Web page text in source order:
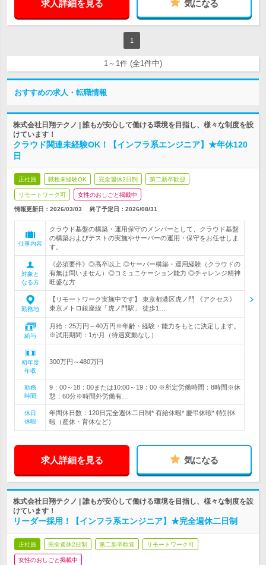
求人詳細を見る 気になる
1
1～1件 (全1件中)
おすすめの求人・転職情報
株式会社日翔テクノ | 誰もが安心して働ける環境を目指し、様々な制度を設
けています！
クラウド関連未経験OK！【インフラ系エンジニア】★年休120
日
正社員 職種未経験OK 完全週休2日制 第二新卒歓迎
リモートワーク可 女性のおしごと掲載中
情報更新日：2026/03/03 終了予定日： 2026/08/31
仕事内容
クラウド基盤の構築・運用保守のメンバーとして、クラウド基盤
の構築およびテストの実施やサーバーの運用・保守をお任せしま
す。
対象と
なる方
《必須要件》◎高卒以上 ◎サーバー構築・運用経験（クラウドの
有無は問いません）◎コミュニケーション能力 ◎チャレンジ精神
旺盛な方
勤務地
【リモートワーク実施中です】 東京都港区虎ノ門 《アクセス》
東京メトロ銀座線「虎ノ門駅」 徒歩1…
給与
月給：25万円～40万円※年齢・経験・能力をもとに決定します。
※試用期間：1か月（待遇変動なし）
初年度
年収
300万円～480万円
勤務
時間
9：00～18：00または10:00～19：00 ※所定労働時間：8時間※休
憩：60分※時間外労働有…
休日
休暇
年間休日数：120日完全週休二日制* 有給休暇* 慶弔休暇* 特別休
暇（産休・育休など）
求人詳細を見る 気になる
株式会社日翔テクノ | 誰もが安心して働ける環境を目指し、様々な制度を設
けています！
リーダー採用！【インフラ系エンジニア】★完全週休二日制
正社員 完全週休2日制 第二新卒歓迎 リモートワーク可
女性のおしごと掲載中